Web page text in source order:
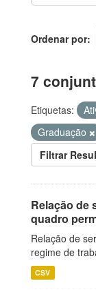
Ordenar por
7
Etiquetas:
Graduação
Filtrar
Relação de
quadro
Relação de
regime de
CSV